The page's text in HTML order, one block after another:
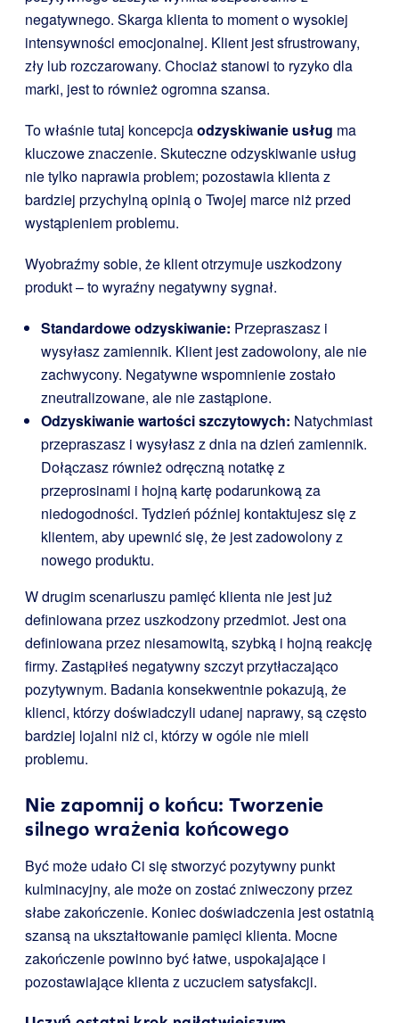
negatywnego. Skarga klienta to moment o wysokiej
intensywności emocjonalnej. Klient jest sfrustrowany,
zły lub rozczarowany. Chociaż stanowi to ryzyko dla
marki, jest to również ogromna szansa.
To właśnie tutaj koncepcjaodzyskiwanie usług ma
kluczowe znaczenie. Skuteczne odzyskiwanie usług
nie tylko naprawia problem; pozostawia klienta z
bardziej przychylną opinią o Twojej marce niż przed
wystąpieniem problemu.
Wyobraźmy sobie, że klient otrzymuje uszkodzony
produkt – to wyraźny negatywny sygnał.
Standardowe odzyskiwanie: Przepraszasz i
wysyłasz zamiennik. Klient jest zadowolony, ale nie
zachwycony. Negatywne wspomnienie zostało
zneutralizowane, ale nie zastąpione.
Odzyskiwanie wartości szczytowych: Natychmiast
przepraszasz i wysyłasz z dnia na dzień zamiennik.
Dołączasz również odręczną notatkę z
przeprosinami i hojną kartę podarunkową za
niedogodności. Tydzień później kontaktujesz się z
klientem, aby upewnić się, że jest zadowolony z
nowego produktu.
W drugim scenariuszu pamięć klienta nie jest już
definiowana przez uszkodzony przedmiot. Jest ona
definiowana przez niesamowitą, szybką i hojną reakcję
firmy. Zastąpiłeś negatywny szczyt przytłaczająco
pozytywnym. Badania konsekwentnie pokazują, że
klienci, którzy doświadczyli udanej naprawy, są często
bardziej lojalni niż ci, którzy w ogóle nie mieli
problemu.
Nie zapomnij o końcu: Tworzenie
silnego wrażenia końcowego
Być może udało Ci się stworzyć pozytywny punkt
kulminacyjny, ale może on zostać zniweczony przez
słabe zakończenie. Koniec doświadczenia jest ostatnią
szansą na ukształtowanie pamięci klienta. Mocne
zakończenie powinno być łatwe, uspokajające i
pozostawiające klienta z uczuciem satysfakcji.